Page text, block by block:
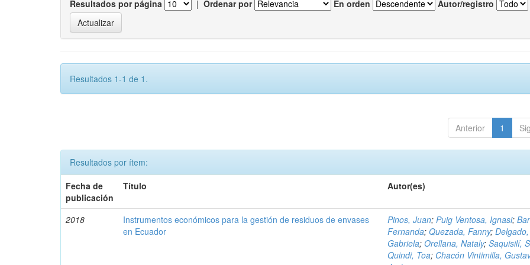
Resultados por página | Ordenar por En orden Autor/registro
Resultados 1-1 de 1.
Anterior 1
Resultados por ítem:
Fecha de
publicación
Título Autor(es)
2018
Instrumentos económicos para la gestión de residuos de envases
en Ecuador
Pinos, Juan;Puig Ventosa, Ignasi;
Fernanda;Quezada, Fanny;Delgado,
Gabriela;Orellana, Nataly;Saquisilí,
Quindi, Toa; Chacón Vintimilla,